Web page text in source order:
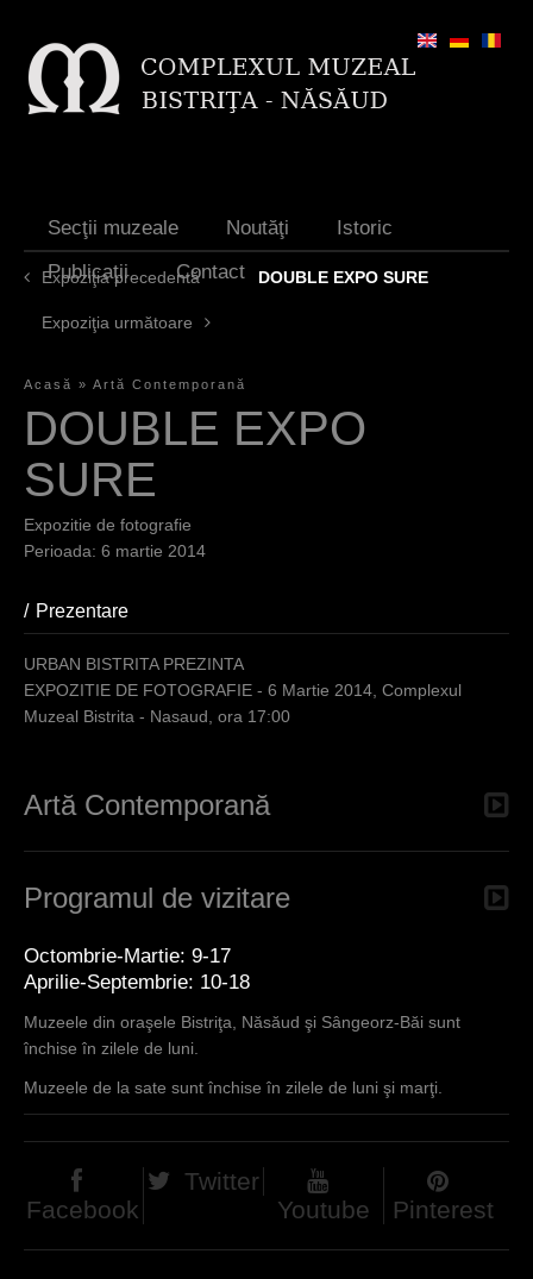
Secţii muzeale Noutăţi
Istoric
Publicaţii
Contact
Expoziţia precedentă DOUBLE EXPO SURE
Expoziţia următoare
Y
o
u
a
e
h
e
r
Acasă » Artă Contemporană
DOUBLE EXPO
SURE
Expozitie de fotografie
6 martie 2014
Prezentare
URBAN BISTRITA PREZINTA
EXPOZITIE DE FOTOGRAFIE - 6 Martie 2014, Complexul
Muzeal Bistrita - Nasaud, ora 17:00
Artă Contemporană
Programul de vizitare
Octombrie-Martie: 9-17
Aprilie-Septembrie: 10-18
Muzeele din oraşele Bistriţa, Năsăud şi Sângeorz-Băi sunt
închise în zilele de luni.
Muzeele de la sate sunt închise în zilele de luni şi marţi.
Facebook
Twitter
Youtube
Pinterest